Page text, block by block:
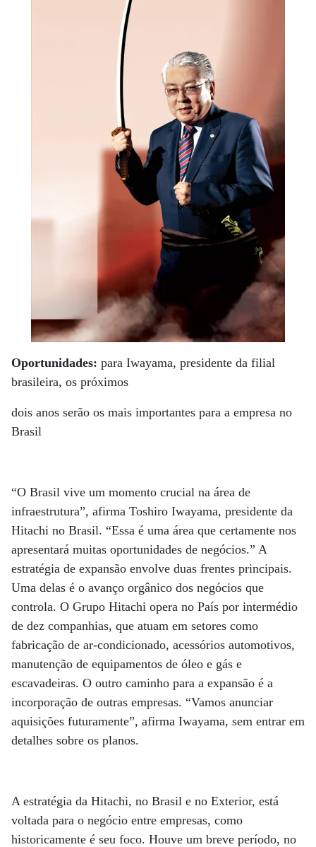
Oportunidades: para Iwayama, presidente da filial
brasileira, os próximos
dois anos serão os mais importantes para a empresa no
Brasil
“O Brasil vive um momento crucial na área de
infraestrutura”, afirma Toshiro Iwayama, presidente da
Hitachi no Brasil. “Essa é uma área que certamente nos
apresentará muitas oportunidades de negócios.” A
estratégia de expansão envolve duas frentes principais.
Uma delas é o avanço orgânico dos negócios que
controla. O Grupo Hitachi opera no País por intermédio
de dez companhias, que atuam em setores como
fabricação de ar-condicionado, acessórios automotivos,
manutenção de equipamentos de óleo e gás e
escavadeiras. O outro caminho para a expansão é a
incorporação de outras empresas. “Vamos anunciar
aquisições futuramente”, afirma Iwayama, sem entrar em
detalhes sobre os planos.
A estratégia da Hitachi, no Brasil e no Exterior, está
voltada para o negócio entre empresas, como
historicamente é seu foco. Houve um breve período, no